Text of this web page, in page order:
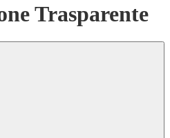
Trasparente